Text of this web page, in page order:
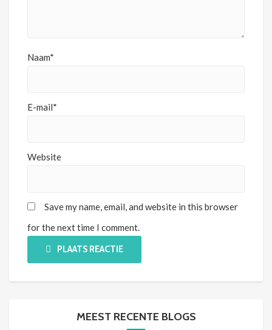
Naam*
E-mail*
Website
Save my name, email, and website in this browser
for the next time I comment.
PLAATS REACTIE
MEEST RECENTE BLOGS